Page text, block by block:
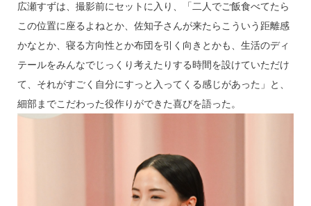
広瀬すずは、撮影前にセットに入り、「二人でご飯食べてたら
この位置に座るよねとか、佐知子さんが来たらこういう距離感
かなとか、寝る方向性とか布団を引く向きとかも、生活のディ
テールをみんなでじっくり考えたりする時間を設けていただけ
て、それがすごく自分にすっと入ってくる感じがあった」と、
細部までこだわった役作りができた喜びを語った。